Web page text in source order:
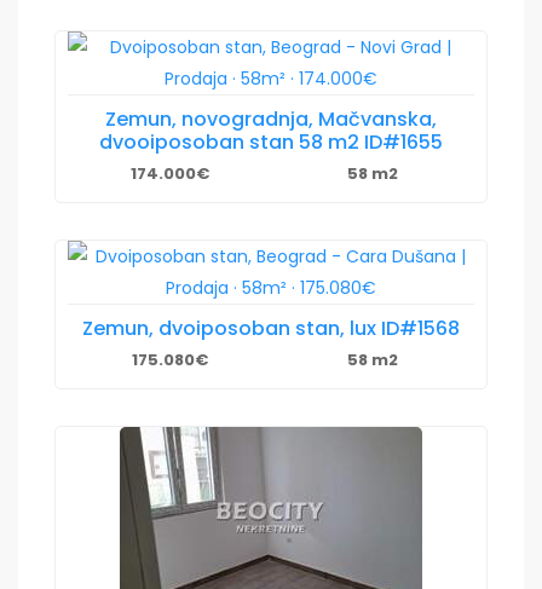
Zemun, novogradnja, Mačvanska,
dvooiposoban stan 58 m2 ID#1655
174.000€ 58 m2
Zemun, dvoiposoban stan, lux ID#1568
175.080€ 58 m2